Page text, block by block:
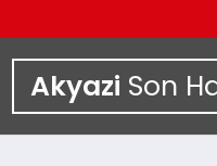
Akyazi Son